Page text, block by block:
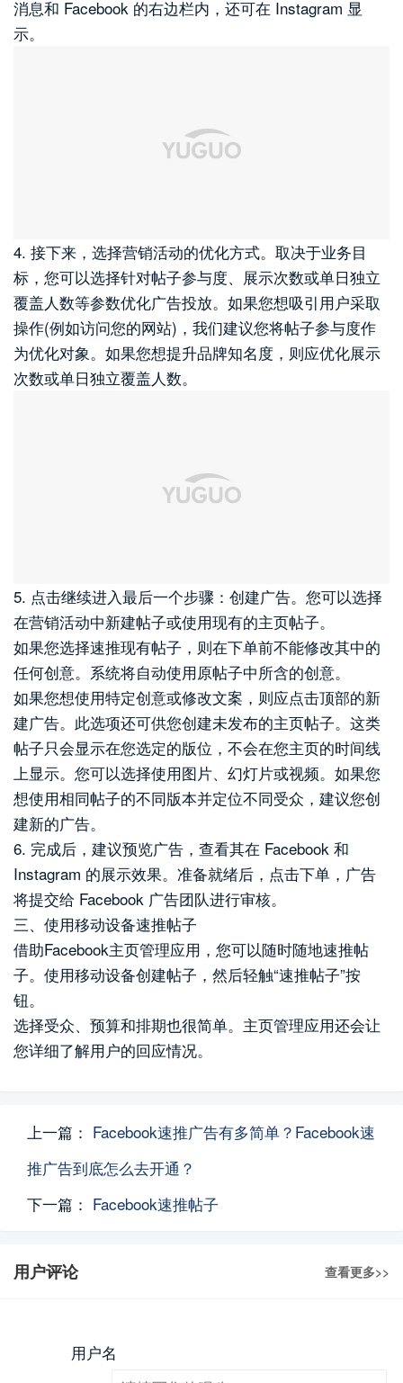
消息和 Facebook 的右边栏内，还可在 Instagram 显
示。
4. 接下来，选择营销活动的优化方式。取决于业务目
标，您可以选择针对帖子参与度、展示次数或单日独立
覆盖人数等参数优化广告投放。如果您想吸引用户采取
操作(例如访问您的网站)，我们建议您将帖子参与度作
为优化对象。如果您想提升品牌知名度，则应优化展示
次数或单日独立覆盖人数。
5. 点击继续进入最后一个步骤：创建广告。您可以选择
在营销活动中新建帖子或使用现有的主页帖子。
如果您选择速推现有帖子，则在下单前不能修改其中的
任何创意。系统将自动使用原帖子中所含的创意。
如果您想使用特定创意或修改文案，则应点击顶部的新
建广告。此选项还可供您创建未发布的主页帖子。这类
帖子只会显示在您选定的版位，不会在您主页的时间线
上显示。您可以选择使用图片、幻灯片或视频。如果您
想使用相同帖子的不同版本并定位不同受众，建议您创
建新的广告。
6. 完成后，建议预览广告，查看其在 Facebook 和
Instagram 的展示效果。准备就绪后，点击下单，广告
将提交给 Facebook 广告团队进行审核。
三、使用移动设备速推帖子
借助Facebook主页管理应用，您可以随时随地速推帖
子。使用移动设备创建帖子，然后轻触“速推帖子”按
钮。
选择受众、预算和排期也很简单。主页管理应用还会让
您详细了解用户的回应情况。
上一篇： Facebook速推广告有多简单？Facebook速
推广告到底怎么去开通？
下一篇： Facebook速推帖子
用户评论 查看更多>>
用户名